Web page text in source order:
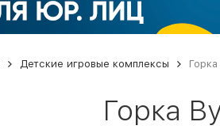
Детские игровые комплексы
Горка